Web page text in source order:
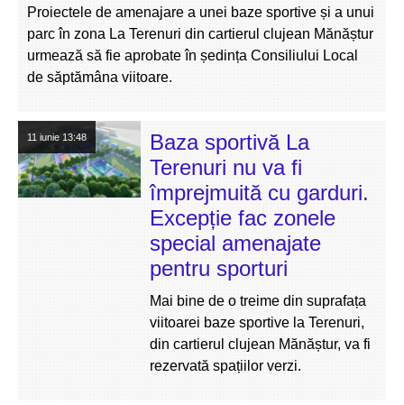
Proiectele de amenajare a unei baze sportive și a unui
parc în zona La Terenuri din cartierul clujean Mănăștur
urmează să fie aprobate în ședința Consiliului Local
de săptămâna viitoare.
11 iunie 13:48
Baza sportivă La
Terenuri nu va fi
împrejmuită cu garduri.
Excepție fac zonele
special amenajate
pentru sporturi
Mai bine de o treime din suprafața
viitoarei baze sportive la Terenuri,
din cartierul clujean Mănăștur, va fi
rezervată spațiilor verzi.